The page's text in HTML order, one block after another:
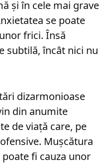
și în cele mai grave
se poate
frici. Însă
subtilă, încât nici nu
dizarmonioase
din anumite
de viață care, pe
Mușcătura
fi cauza unor